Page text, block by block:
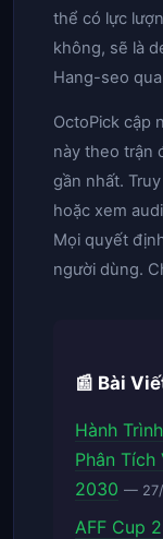
thể có lực
không, sẽ là
Hang-seo
OctoPick cập
này theo trận
gần nhất.
hoặc xem
Mọi quyết
người dùng.
📰 Bài
Hành
Phân
2030 —
AFF Cup